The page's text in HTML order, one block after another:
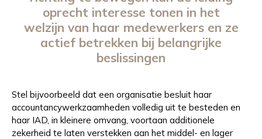
oprecht interesse tonen in het
welzijn van haar medewerkers en ze
actief betrekken bij belangrijke
beslissingen
Stel bijvoorbeeld dat een organisatie besluit haar
accountancywerkzaamheden volledig uit te besteden en
haar IAD, in kleinere omvang, voortaan additionele
zekerheid te laten verstekken aan het middel- en lager